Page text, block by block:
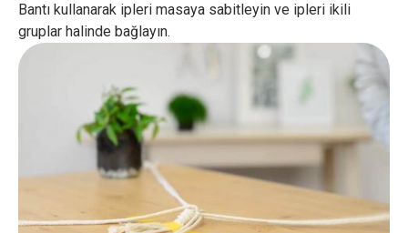
Bantı kullanarak ipleri masaya sabitleyin ve ipleri ikili
gruplar halinde bağlayın.